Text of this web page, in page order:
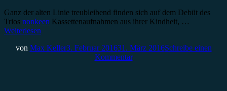
Ganz der alten Linie treubleibend finden sich auf dem Debüt des
Trios nonkeen Kassettenaufnahmen aus ihrer Kindheit, …
Weiterlesen
von Max Keller3. Februar 201631. März 2016Schreibe einen
Kommentar